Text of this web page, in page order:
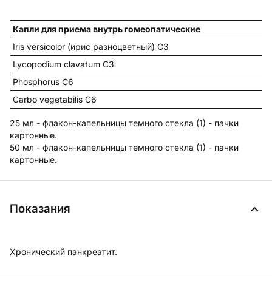
Капли для приема внутрь гомеопатические
Iris versicolor (ирис разноцветный) С3
Lycopodium clavatum C3
Phosphorus C6
Carbo vegetabilis С6
25 мл - флакон-капельницы темного стекла (1) - пачки
картонные.
50 мл - флакон-капельницы темного стекла (1) - пачки
картонные.
Показания
Хронический панкреатит.